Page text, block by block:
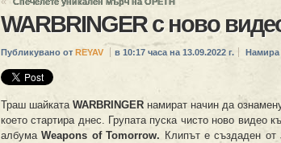
WARBRINGER с ново
Публикувано от REYAV в 10:17 часа на 13.09.2022 г. Намира
Траш шайкатаWARBRINGER намират начин да
което стартира днес. Групата пуска чисто ново видео
албумаWeapons of Tomorrow. Клипът е създаден